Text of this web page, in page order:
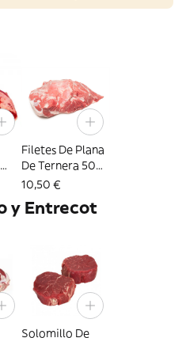
Filetes De Plana
De Ternera 500
Gr.
10,50 €
y Entrecot
Solomillo De